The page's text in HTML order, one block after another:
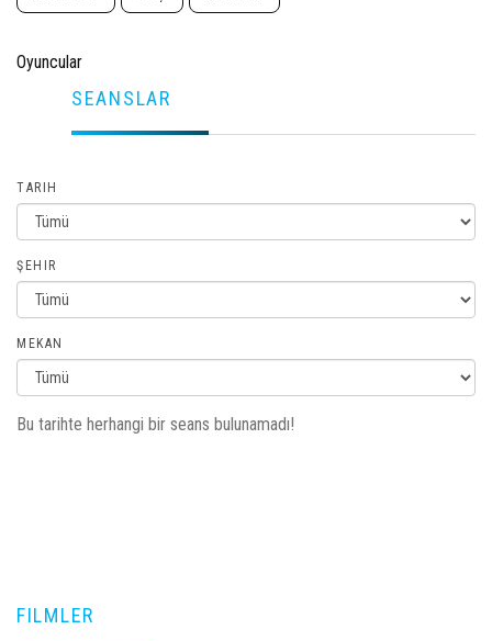
Oyuncular
SEANSLAR
TARIH
ŞEHIR
MEKAN
Bu tarihte herhangi bir seans bulunamadı!
FILMLER